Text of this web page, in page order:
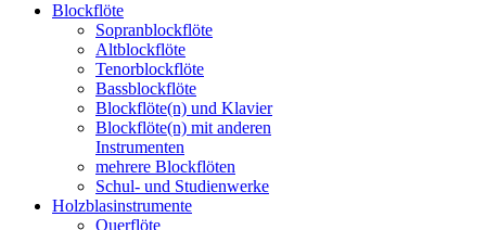
Blockflöte
Sopranblockflöte
Altblockflöte
Tenorblockflöte
Bassblockflöte
Blockflöte(n) und Klavier
Blockflöte(n) mit anderen
Instrumenten
mehrere Blockflöten
Schul- und Studienwerke
Holzblasinstrumente
Querflöte